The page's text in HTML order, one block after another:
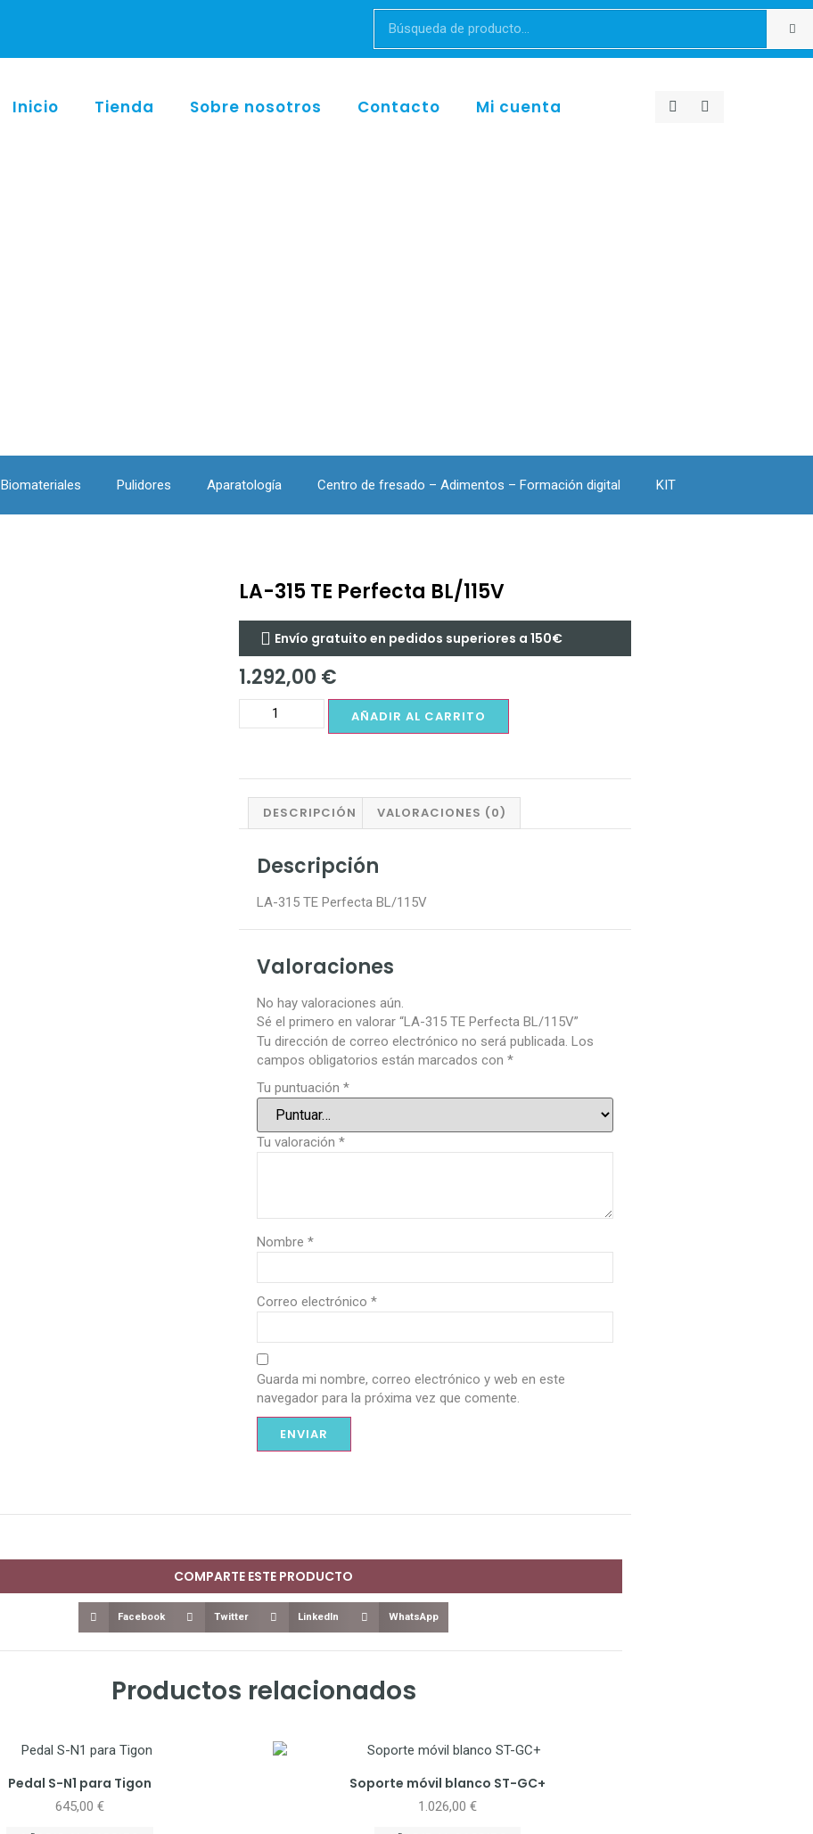
Inicio Tienda Sobre nosotros Contacto Mi cuenta
Biomateriales Pulidores Aparatología Centro de fresado – Adimentos – Formación digital KIT
LA-315 TE Perfecta BL/115V
Envío gratuito en pedidos superiores a 150€
1.292,00 €
AÑADIR AL CARRITO
DESCRIPCIÓN VALORACIONES (0)
Descripción
LA-315 TE Perfecta BL/115V
Valoraciones
No hay valoraciones aún.
Sé el primero en valorar “LA-315 TE Perfecta BL/115V”
Tu dirección de correo electrónico no será publicada. Los
campos obligatorios están marcados con *
Tu puntuación *
Tu valoración *
Nombre *
Correo electrónico *
Guarda mi nombre, correo electrónico y web en este
navegador para la próxima vez que comente.
COMPARTE ESTE PRODUCTO
Facebook Twitter LinkedIn WhatsApp
Productos relacionados
Pedal S-N1 para Tigon
645,00 €
Soporte móvil blanco ST-GC+
1.026,00 €